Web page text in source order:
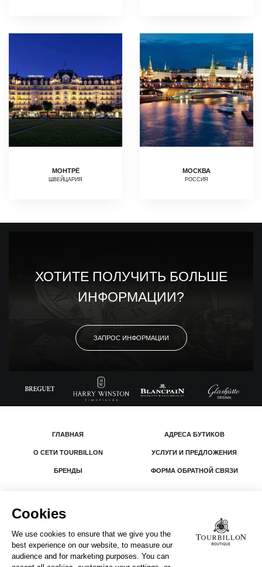
МОНТРЁ
ШВЕЙЦАРИЯ
МОСКВА
РОССИЯ
ХОТИТЕ ПОЛУЧИТЬ БОЛЬШЕ
ИНФОРМАЦИИ?
ЗАПРОС ИНФОРМАЦИИ
ГЛАВНАЯ
О СЕТИ TOURBILLON
БРЕНДЫ
АДРЕСА БУТИКОВ
УСЛУГИ И ПРЕДЛОЖЕНИЯ
ФОРМА ОБРАТНОЙ СВЯЗИ
Все права защищены.